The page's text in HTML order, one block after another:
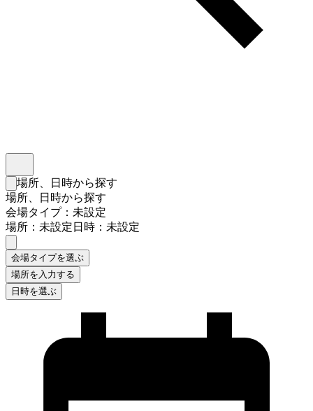
検索フォームを閉じる
場所、日時から探す
場所、日時から探す
会場タイプ：未設定
場所：未設定日時：未設定
会場タイプを選ぶ
場所を入力する
日時を選ぶ